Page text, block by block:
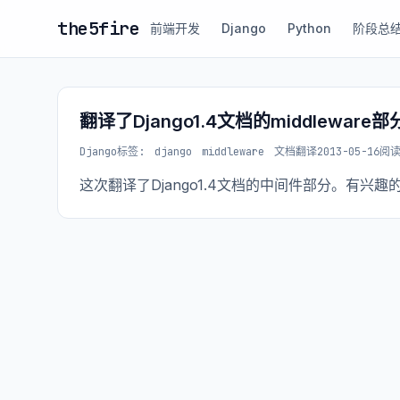
the5fire 前端开发 Django Python 阶段总
翻译了Django1.4文档的middleware部
Django标签: django middleware 文档翻译2013-05-16阅
这次翻译了Django1.4文档的中间件部分。有兴趣